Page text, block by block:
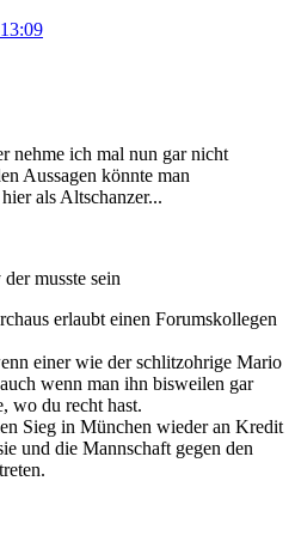
nehme ich mal nun gar nicht
Aussagen könnte man
als Altschanzer...
musste sein
erlaubt einen Forumskollegen
einer wie der schlitzohrige Mario
wenn man ihn bisweilen gar
wo du recht hast.
Sieg in München wieder an Kredit
und die Mannschaft gegen den